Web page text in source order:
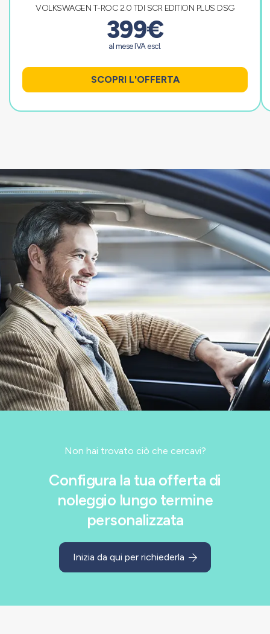
VOLKSWAGEN T-ROC 2.0 TDI SCR EDITION PLUS DSG
399€
al mese IVA escl.
SCOPRI L'OFFERTA
Non hai trovato ciò che cercavi?
Configura la tua offerta di
noleggio lungo termine
personalizzata
Inizia da qui per richiederla